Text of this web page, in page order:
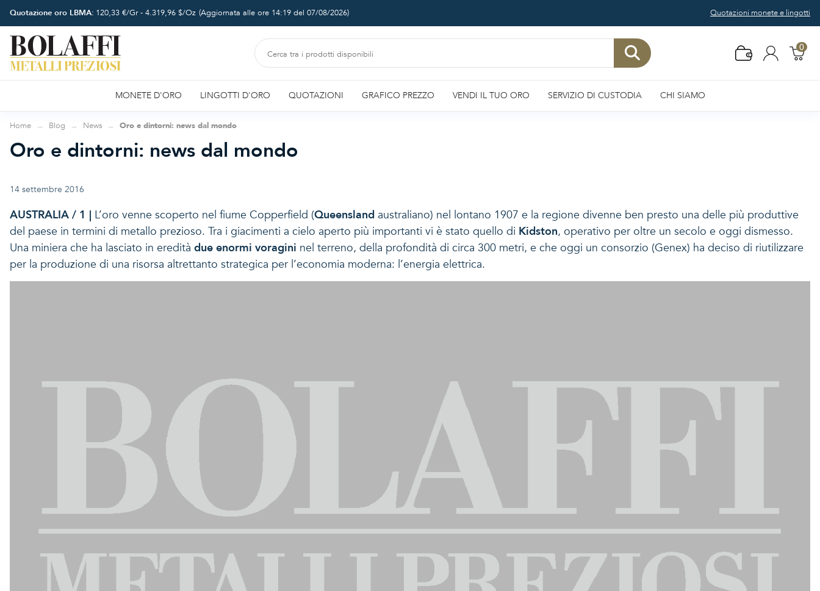
Quotazione oro LBMA: 120,33 €/Gr - 4.319,96 $/Oz (Aggiornata alle ore 14:19 del 07/08/2026) Quotazioni monete e lingotti
0
MONETE D'ORO LINGOTTI D'ORO QUOTAZIONI GRAFICO PREZZO VENDI IL TUO ORO SERVIZIO DI CUSTODIA CHI SIAMO
Home Blog News Oro e dintorni: news dal mondo
Oro e dintorni: news dal mondo
14 settembre 2016
AUSTRALIA / 1 | L’oro venne scoperto nel fiume Copperfield (Queensland australiano) nel lontano 1907 e la regione divenne ben presto una delle più produttive
del paese in termini di metallo prezioso. Tra i giacimenti a cielo aperto più importanti vi è stato quello di Kidston, operativo per oltre un secolo e oggi dismesso.
Una miniera che ha lasciato in eredità due enormi voragini nel terreno, della profondità di circa 300 metri, e che oggi un consorzio (Genex) ha deciso di riutilizzare
per la produzione di una risorsa altrettanto strategica per l’economia moderna: l’energia elettrica.